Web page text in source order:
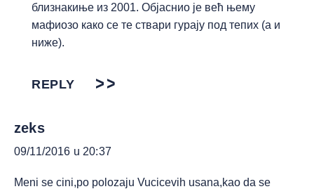
близнакиње из 2001. Објаснио је већ њему
мафиозо како се те ствари гурају под тепих (а и
ниже).
REPLY
zeks
09/11/2016 u 20:37
Meni se cini,po polozaju Vucicevih usana,kao da se